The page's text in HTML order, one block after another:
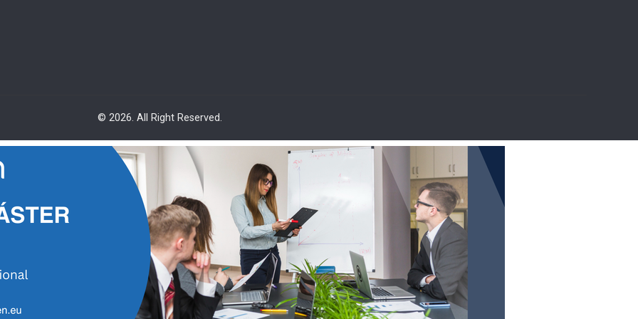
© 2026. All Right Reserved.